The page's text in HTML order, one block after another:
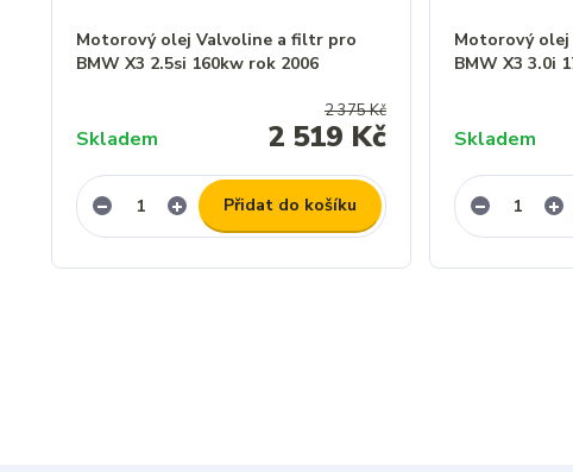
Motorový olej Valvoline a filtr pro
BMW X3 2.5si 160kw rok 2006
2 375 Kč
2 519 Kč
Skladem
Přidat do košíku
Motorový
BMW X3 3.0i
Skladem